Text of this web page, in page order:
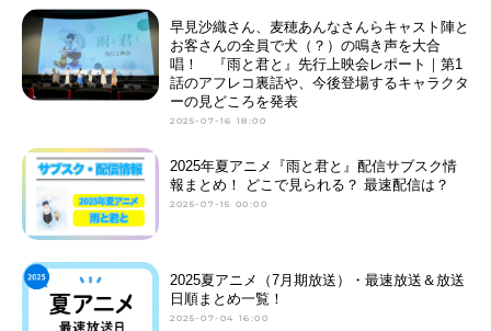
早見沙織さん、麦穂あんなさんらキャスト陣と
お客さんの全員で犬（？）の鳴き声を大合
唱！ 『雨と君と』先行上映会レポート｜第1
話のアフレコ裏話や、今後登場するキャラクタ
ーの見どころを発表
2025-07-16 18:00
2025年夏アニメ『雨と君と』配信サブスク情
報まとめ！ どこで見られる？ 最速配信は？
2025-07-15 00:00
2025夏アニメ（7月期放送）・最速放送＆放送
日順まとめ一覧！
2025-07-04 16:00